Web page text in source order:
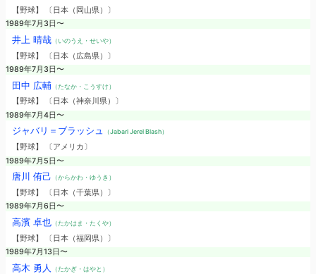
【野球】 〔日本（岡山県）〕
1989年7月3日〜
井上 晴哉（いのうえ・せいや）
【野球】 〔日本（広島県）〕
1989年7月3日〜
田中 広輔 （たなか・こうすけ）
【野球】 〔日本（神奈川県）〕
1989年7月4日〜
ジャバリ＝ブラッシュ （Jabari Jerel Blash）
【野球】 〔アメリカ〕
1989年7月5日〜
唐川 侑己 （からかわ・ゆうき）
【野球】 〔日本（千葉県）〕
1989年7月6日〜
高濱 卓也（たかはま・たくや）
【野球】 〔日本（福岡県）〕
1989年7月13日〜
高木 勇人 （たかぎ・はやと）